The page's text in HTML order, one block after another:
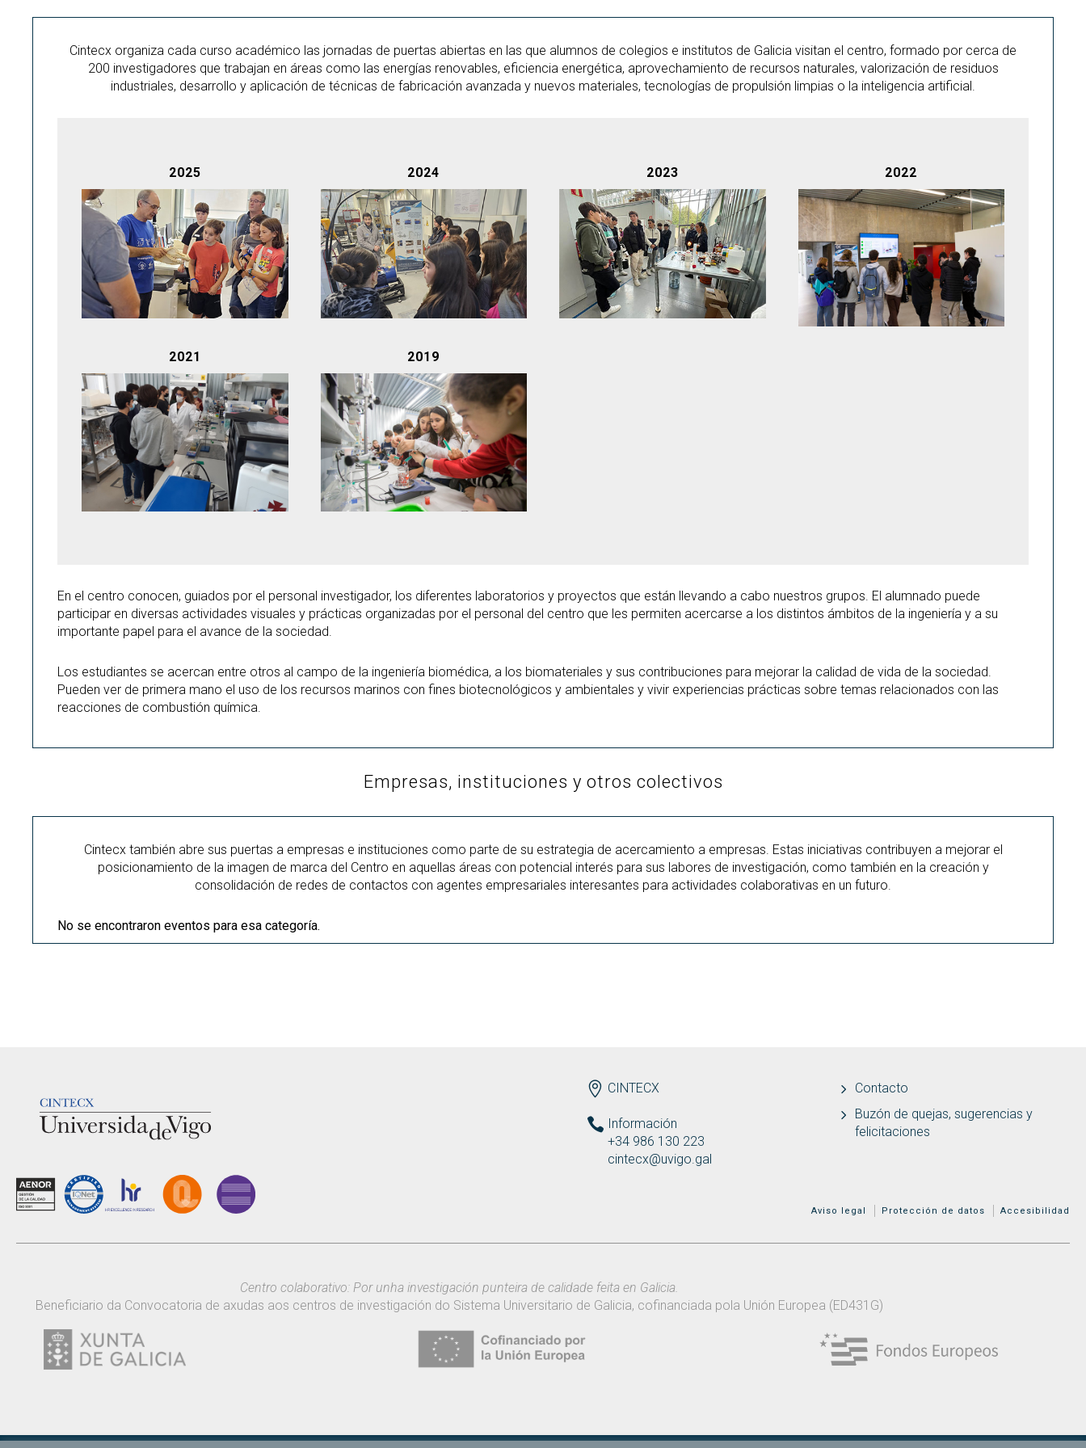
Cintecx organiza cada curso académico las jornadas de puertas abiertas en las que alumnos de colegios e institutos de Galicia visitan el centro, formado por cerca de
200 investigadores que trabajan en áreas como las energías renovables, eficiencia energética, aprovechamiento de recursos naturales, valorización de residuos
industriales, desarrollo y aplicación de técnicas de fabricación avanzada y nuevos materiales, tecnologías de propulsión limpias o la inteligencia artificial.
2025 2024 2023 2022
2021 2019
En el centro conocen, guiados por el personal investigador, los diferentes laboratorios y proyectos que están llevando a cabo nuestros grupos. El alumnado puede
participar en diversas actividades visuales y prácticas organizadas por el personal del centro que les permiten acercarse a los distintos ámbitos de la ingeniería y a su
importante papel para el avance de la sociedad.
Los estudiantes se acercan entre otros al campo de la ingeniería biomédica, a los biomateriales y sus contribuciones para mejorar la calidad de vida de la sociedad.
Pueden ver de primera mano el uso de los recursos marinos con fines biotecnológicos y ambientales y vivir experiencias prácticas sobre temas relacionados con las
reacciones de combustión química.
Empresas, instituciones y otros colectivos
Cintecx también abre sus puertas a empresas e instituciones como parte de su estrategia de acercamiento a empresas. Estas iniciativas contribuyen a mejorar el
posicionamiento de la imagen de marca del Centro en aquellas áreas con potencial interés para sus labores de investigación, como también en la creación y
consolidación de redes de contactos con agentes empresariales interesantes para actividades colaborativas en un futuro.
No se encontraron eventos para esa categoría.
ENDEREZO ES
CINTECX
Información
+34 986 130 223
cintecx@uvigo.gal
Contacto
Buzón de quejas, sugerencias y
felicitaciones
MENÚ ADICIONAL
Aviso legal Protección de datos Accesibilidad
Centro colaborativo: Por unha investigación punteira de calidade feita en Galicia.
Beneficiario da Convocatoria de axudas aos centros de investigación do Sistema Universitario de Galicia, cofinanciada pola Unión Europea (ED431G)